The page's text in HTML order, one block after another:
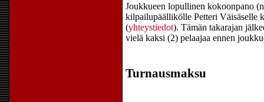
Joukkueen lopullinen kokoonpano
kilpailupäällikölle Petteri Väisäselle
(yhteystiedot). Tämän takarajan
vielä kaksi (2) pelaajaa ennen
Turnausmaksu